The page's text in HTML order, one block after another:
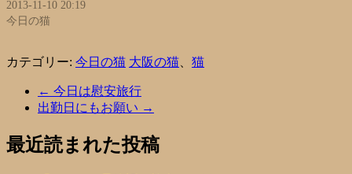
2013-11-10 20:19
今日の猫
カテゴリー: 今日の猫 大阪の猫 猫
← 今日は慰安旅行
出勤日にもお願い →
最近読まれた投稿